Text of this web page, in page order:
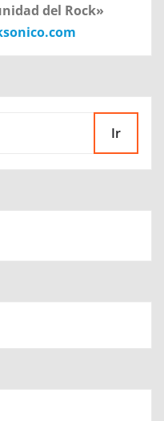
del Rock»
Ir